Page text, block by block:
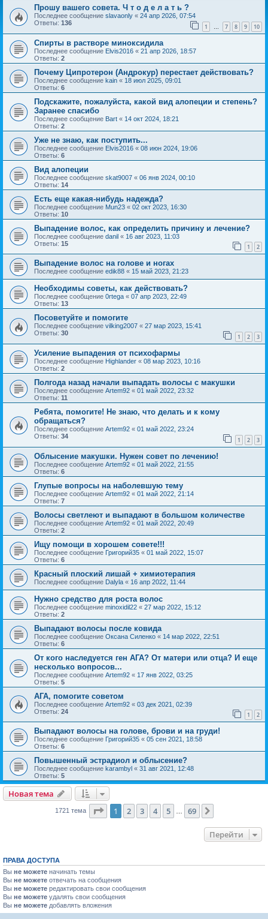
Прошу вашего совета. Ч т о д е л а т ь ?
Последнее сообщение slavaonly « 24 апр 2026, 07:54
Ответы: 136 1 … 7 8 9 10
Спирты в растворе миноксидила
Последнее сообщение Elvis2016 « 21 апр 2026, 18:57
Ответы: 2
Почему Ципротерон (Андрокур) перестает действовать?
Последнее сообщение kain « 18 июл 2025, 09:01
Ответы: 6
Подскажите, пожалуйста, какой вид алопеции и степень?
Заранее спасибо
Последнее сообщение Bart « 14 окт 2024, 18:21
Ответы: 2
Уже не знаю, как поступить...
Последнее сообщение Elvis2016 « 08 июн 2024, 19:06
Ответы: 6
Вид алопеции
Последнее сообщение skat9007 « 06 янв 2024, 00:10
Ответы: 14
Есть еще какая-нибудь надежда?
Последнее сообщение Mun23 « 02 окт 2023, 16:30
Ответы: 10
Выпадение волос, как определить причину и лечение?
Последнее сообщение danil « 16 авг 2023, 11:03
Ответы: 15 1 2
Выпадение волос на голове и ногах
Последнее сообщение edik88 « 15 май 2023, 21:23
Необходимы советы, как действовать?
Последнее сообщение 0rtega « 07 апр 2023, 22:49
Ответы: 13
Посоветуйте и помогите
Последнее сообщение vilking2007 « 27 мар 2023, 15:41
Ответы: 30 1 2 3
Усиление выпадения от психофармы
Последнее сообщение Highlander « 08 мар 2023, 10:16
Ответы: 2
Полгода назад начали выпадать волосы с макушки
Последнее сообщение Artem92 « 01 май 2022, 23:32
Ответы: 11
Ребята, помогите! Не знаю, что делать и к кому
обращаться?
Последнее сообщение Artem92 « 01 май 2022, 23:24
Ответы: 34 1 2 3
Облысение макушки. Нужен совет по лечению!
Последнее сообщение Artem92 « 01 май 2022, 21:55
Ответы: 6
Глупые вопросы на наболевшую тему
Последнее сообщение Artem92 « 01 май 2022, 21:14
Ответы: 7
Волосы светлеют и выпадают в большом количестве
Последнее сообщение Artem92 « 01 май 2022, 20:49
Ответы: 2
Ищу помощи в хорошем совете!!!
Последнее сообщение Григорий35 « 01 май 2022, 15:07
Ответы: 6
Красный плоский лишай + химиотерапия
Последнее сообщение Dalyla « 16 апр 2022, 11:44
Нужно средство для роста волос
Последнее сообщение minoxidil22 « 27 мар 2022, 15:12
Ответы: 2
Выпадают волосы после ковида
Последнее сообщение Оксана Силенко « 14 мар 2022, 22:51
Ответы: 6
От кого наследуется ген АГА? От матери или отца? И еще
несколько вопросов...
Последнее сообщение Artem92 « 17 янв 2022, 03:25
Ответы: 5
АГА, помогите советом
Последнее сообщение Artem92 « 03 дек 2021, 02:39
Ответы: 24 1 2
Выпадают волосы на голове, брови и на груди!
Последнее сообщение Григорий35 « 05 сен 2021, 18:58
Ответы: 6
Повышенный эстрадиол и облысение?
Последнее сообщение karambyl « 31 авг 2021, 12:48
Ответы: 5
Новая тема
1721 тема Страница из 69
1 2 3 4 5 69
Перейти
ПРАВА ДОСТУПА
Вы не можете начинать темы
Вы не можете отвечать на сообщения
Вы не можете редактировать свои сообщения
Вы не можете удалять свои сообщения
Вы не можете добавлять вложения